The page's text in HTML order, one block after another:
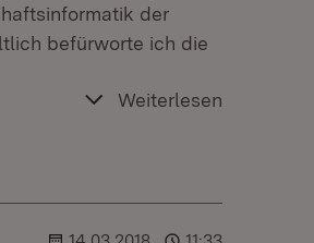
der
befürworte ich die
Weiterlesen